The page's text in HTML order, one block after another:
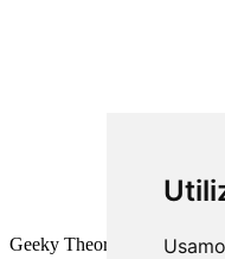
Geeky Theory © 2026